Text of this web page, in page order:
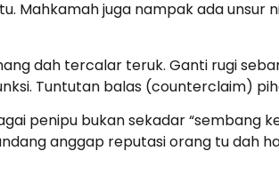
Mahkamah juga nampak ada
dah tercalar teruk. Ganti rugi
Tuntutan balas (counterclaim)
penipu bukan sekadar “sembang
anggap reputasi orang tu dah